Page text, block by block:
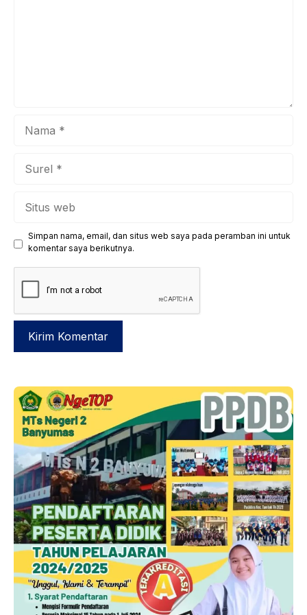
web
Simpan nama, email, dan situs web saya pada peramban ini untuk
komentar saya berikutnya.